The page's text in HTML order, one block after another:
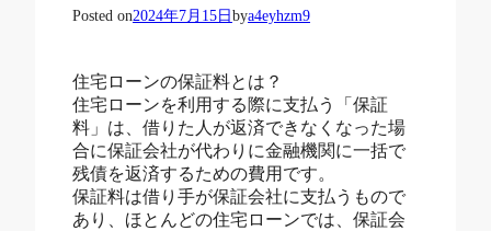
Posted on2024年7月15日 bya4eyhzm9
住宅ローンの保証料とは？
住宅ローンを利用する際に支払う「保証
料」は、借りた人が返済できなくなった場
合に保証会社が代わりに金融機関に一括で
残債を返済するための費用です。
保証料は借り手が保証会社に支払うもので
あり、ほとんどの住宅ローンでは、保証会